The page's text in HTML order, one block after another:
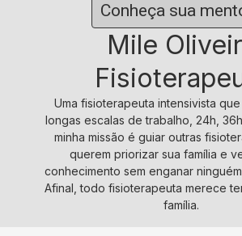
Conheça sua
Mile
Uma fisioterapeuta intensivista
longas escalas de trabalho, 24h,
minha missão é guiar outras
querem priorizar sua família e
conhecimento sem enganar
Afinal, todo fisioterapeuta merece
família.